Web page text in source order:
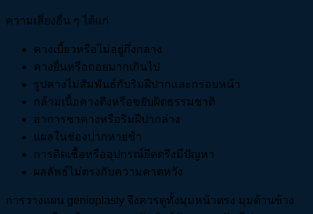
ความเสี่ยงอื่น ๆ ได้แก่
คางเบี้ยวหรือไม่อยู่กึ่งกลาง
คางยื่นหรือถอยมากเกินไป
รูปคางไม่สัมพันธ์กับริมฝีปากและกรอบหน้า
กล้ามเนื้อคางตึงหรือขยับผิดธรรมชาติ
อาการชาคางหรือริมฝีปากล่าง
แผลในช่องปากหายช้า
การติดเชื้อหรืออุปกรณ์ยึดตรึงมีปัญหา
ผลลัพธ์ไม่ตรงกับความคาดหวัง
การวางแผน genioplasty จึงควรดูทั้งมุมหน้าตรง มุมด้านข้าง